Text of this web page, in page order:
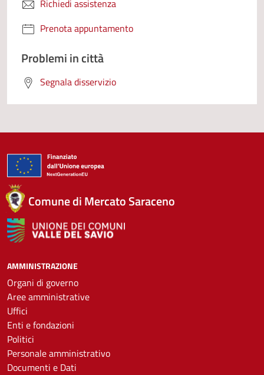
Richiedi assistenza
Prenota appuntamento
Problemi in città
Segnala disservizio
Comune di Mercato Saraceno
AMMINISTRAZIONE
Organi di governo
Aree amministrative
Uffici
Enti e fondazioni
Politici
Personale amministrativo
Documenti e Dati